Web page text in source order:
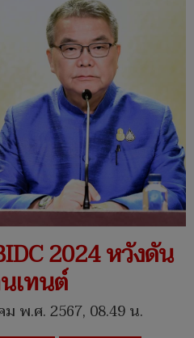
2024 หวังดัน
เทนต์
พ.ศ. 2567, 08.49 น.